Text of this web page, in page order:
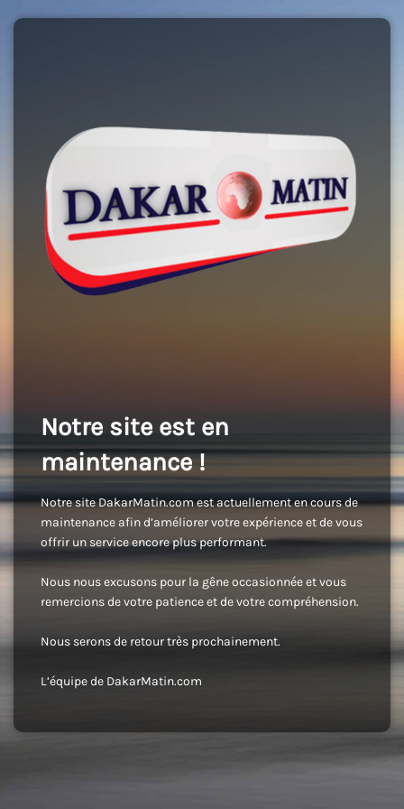
Notre site est en
maintenance !
Notre site DakarMatin.com est actuellement en cours de
maintenance afin d’améliorer votre expérience et de vous
offrir un service encore plus performant.
Nous nous excusons pour la gêne occasionnée et vous
remercions de votre patience et de votre compréhension.
Nous serons de retour très prochainement.
L’équipe de DakarMatin.com